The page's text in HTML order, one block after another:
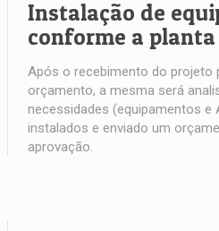
Instalação de
conforme a planta
Após o recebimento do projeto
orçamento, a mesma será
necessidades (equipamentos e
instalados e enviado um
aprovação.